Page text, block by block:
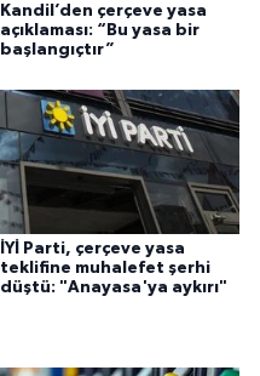
Kandil’den çerçeve yasa
açıklaması: “Bu yasa bir
başlangıçtır”
İYİ Parti, çerçeve yasa
teklifine muhalefet şerhi
düştü: "Anayasa'ya aykırı"